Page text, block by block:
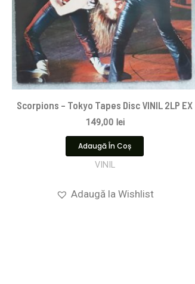
Scorpions ‎– Tokyo Tapes Disc VINIL 2LP EX
149,00 lei
Adaugă În Coș
VINIL
Adaugă la Wishlist